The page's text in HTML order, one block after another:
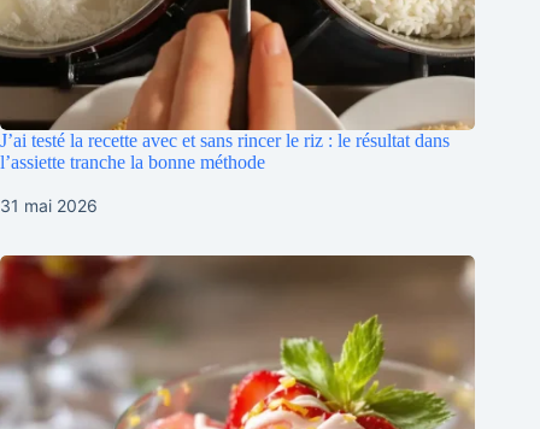
J’ai testé la recette avec et sans rincer le riz : le résultat dans
l’assiette tranche la bonne méthode
31 mai 2026